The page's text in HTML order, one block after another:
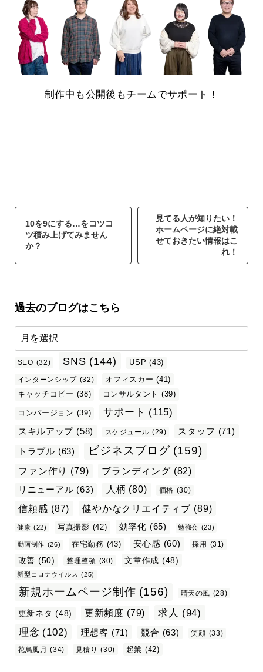
制作中も公開後もチームでサポート！
10を9にする…をコツコ
ツ積み上げてみません
か？
見てる人が知りたい！
ホームページに絶対載
せておきたい情報はこ
れ！
過去のブログはこちら
SEO (32) SNS (144) USP (43)
インターンシップ (32) オフィスカー (41)
キャッチコピー (38) コンサルタント (39)
コンバージョン (39) サポート (115)
スキルアップ (58) スケジュール (29) スタッフ (71)
トラブル (63) ビジネスブログ (159)
ファン作り (79) ブランディング (82)
リニューアル (63) 人柄 (80) 価格 (30)
信頼感 (87) 健やかなクリエイティブ (89)
健康 (22) 写真撮影 (42) 効率化 (65) 勉強会 (23)
動画制作 (26) 在宅勤務 (43) 安心感 (60) 採用 (31)
改善 (50) 整理整頓 (30) 文章作成 (48)
新型コロナウイルス (25)
新規ホームページ制作 (156) 晴天の風 (28)
更新ネタ (48) 更新頻度 (79) 求人 (94)
理念 (102) 理想客 (71) 競合 (63) 笑顔 (33)
花鳥風月 (34) 見積り (30) 起業 (42)